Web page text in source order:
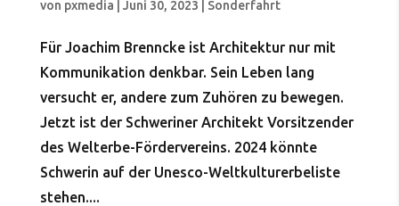
von pxmedia Juni 30, 2023 Sonderfahrt
Für Joachim Brenncke ist Architektur nur mit
Kommunikation denkbar. Sein Leben lang
versucht er, andere zum Zuhören zu bewegen.
Jetzt ist der Schweriner Architekt Vorsitzender
des Welterbe-Fördervereins. 2024 könnte
Schwerin auf der Unesco-Weltkulturerbeliste
stehen....